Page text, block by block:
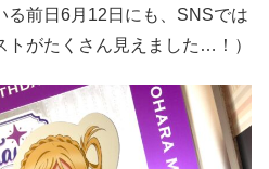
る前日6月12日にも、SNSでは
トがたくさん見えました…！）